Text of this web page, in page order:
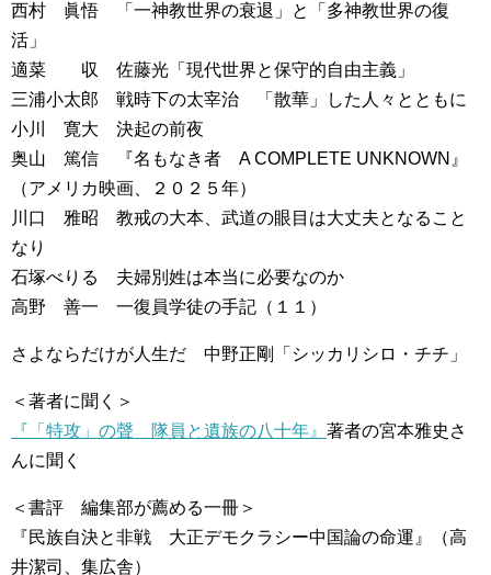
西村 眞悟 「一神教世界の衰退」と「多神教世界の復
活」
適菜 収 佐藤光「現代世界と保守的自由主義」
三浦小太郎 戦時下の太宰治 「散華」した人々とともに
小川 寛大 決起の前夜
奥山 篤信 『名もなき者 A COMPLETE UNKNOWN』
（アメリカ映画、２０２５年）
川口 雅昭 教戒の大本、武道の眼目は大丈夫となること
なり
石塚べりる 夫婦別姓は本当に必要なのか
高野 善一 一復員学徒の手記（１１）
さよならだけが人生だ 中野正剛「シッカリシロ・チチ」
＜著者に聞く＞
『「特攻」の聲 隊員と遺族の八十年』 著者の宮本雅史さ
んに聞く
＜書評 編集部が薦める一冊＞
『民族自決と非戦 大正デモクラシー中国論の命運』（高
井潔司、集広舎）